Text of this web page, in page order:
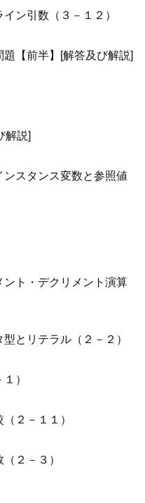
ン引数（３－１２）
【前半】[解答及び解説]
解説]
スタンス変数と参照値
ト・デクリメント演算
とリテラル（２－２）
）
２－１１）
２－３）